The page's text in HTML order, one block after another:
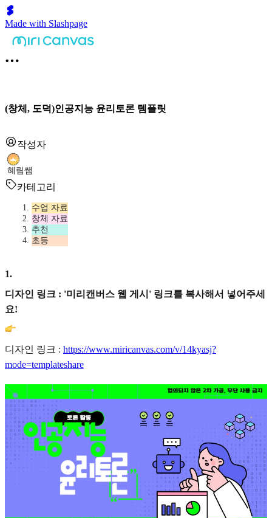
Made with Slashpage
(창체, 도덕)인공지능 윤리토론 템플릿
작성자
혜림쌤
카테고리
수업 자료
창체 자료
추천
초등
1.
디자인 링크 : '미리캔버스 웹 게시' 링크를 복사해서 넣어주세
요!
디자인 링크 : https://www.miricanvas.com/v/14kyasj?
mode=templateshare